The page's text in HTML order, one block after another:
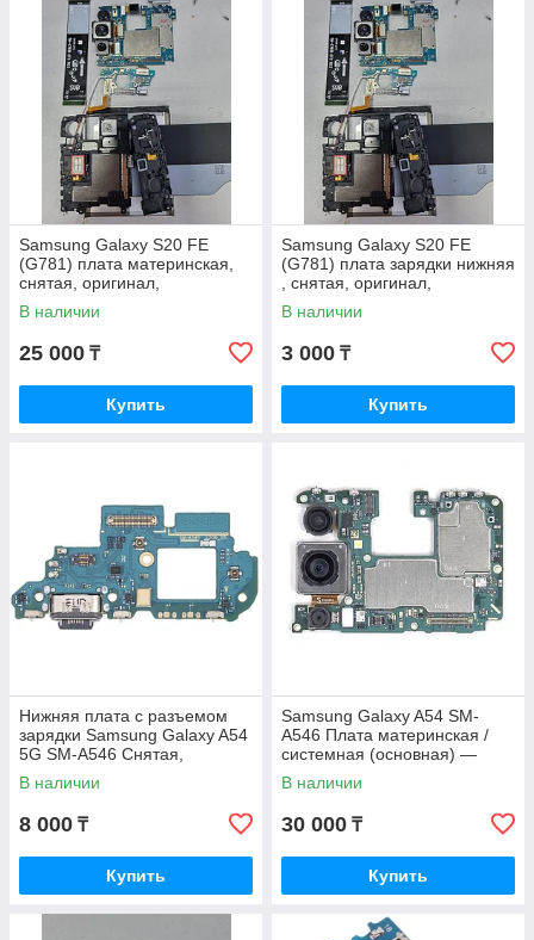
Samsung Galaxy S20 FE
(G781) плата материнская,
снятая, оригинал,
В наличии
25 000 ₸
Купить
Samsung Galaxy S20 FE
(G781) плата зарядки нижняя
, снятая, оригинал,
В наличии
3 000 ₸
Купить
Нижняя плата с разъемом
зарядки Samsung Galaxy A54
5G SM-A546 Снятая,
оригинал
В наличии
8 000 ₸
Купить
Samsung Galaxy A54 SM-
A546 Плата материнская /
системная (основная) —
Оригинал /Снятая
В наличии
30 000 ₸
Купить